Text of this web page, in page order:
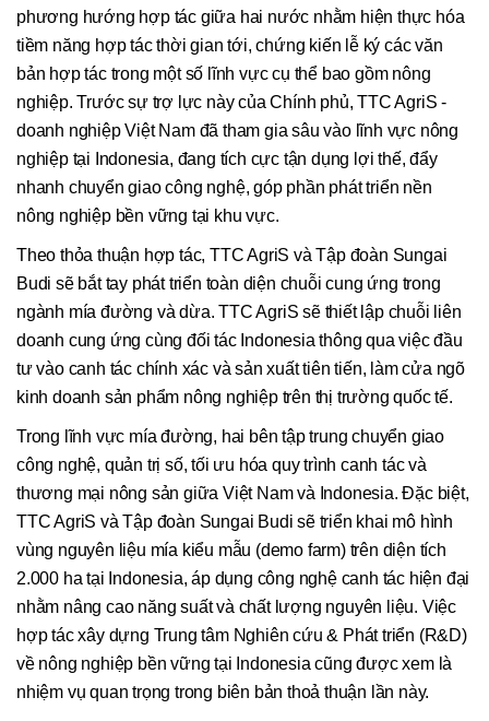
phương hướng hợp tác giữa hai nước nhằm hiện thực hóa
tiềm năng hợp tác thời gian tới, chứng kiến lễ ký các văn
bản hợp tác trong một số lĩnh vực cụ thể bao gồm nông
nghiệp. Trước sự trợ lực này của Chính phủ, TTC AgriS -
doanh nghiệp Việt Nam đã tham gia sâu vào lĩnh vực nông
nghiệp tại Indonesia, đang tích cực tận dụng lợi thế, đẩy
nhanh chuyển giao công nghệ, góp phần phát triển nền
nông nghiệp bền vững tại khu vực.
Theo thỏa thuận hợp tác, TTC AgriS và Tập đoàn Sungai
Budi sẽ bắt tay phát triển toàn diện chuỗi cung ứng trong
ngành mía đường và dừa. TTC AgriS sẽ thiết lập chuỗi liên
doanh cung ứng cùng đối tác Indonesia thông qua việc đầu
tư vào canh tác chính xác và sản xuất tiên tiến, làm cửa ngõ
kinh doanh sản phẩm nông nghiệp trên thị trường quốc tế.
Trong lĩnh vực mía đường, hai bên tập trung chuyển giao
công nghệ, quản trị số, tối ưu hóa quy trình canh tác và
thương mại nông sản giữa Việt Nam và Indonesia. Đặc biệt,
TTC AgriS và Tập đoàn Sungai Budi sẽ triển khai mô hình
vùng nguyên liệu mía kiểu mẫu (demo farm) trên diện tích
2.000 ha tại Indonesia, áp dụng công nghệ canh tác hiện đại
nhằm nâng cao năng suất và chất lượng nguyên liệu. Việc
hợp tác xây dựng Trung tâm Nghiên cứu & Phát triển (R&D)
về nông nghiệp bền vững tại Indonesia cũng được xem là
nhiệm vụ quan trọng trong biên bản thoả thuận lần này.